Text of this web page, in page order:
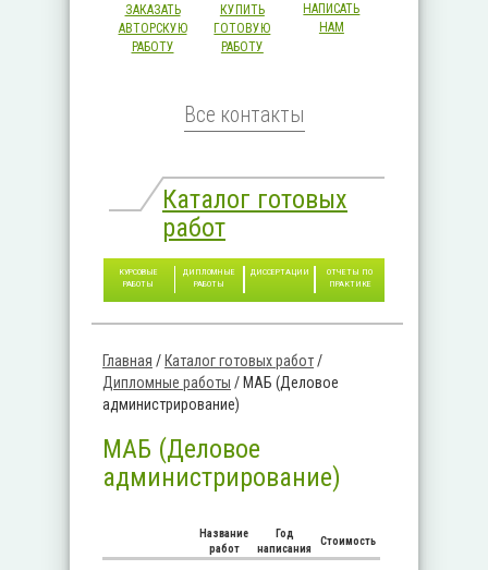
ЗАКАЗАТЬ
АВТОРСКУЮ
РАБОТУ
КУПИТЬ
ГОТОВУЮ
РАБОТУ
НАПИСАТЬ
НАМ
Все контакты
Каталог готовых
работ
КУРСОВЫЕ
РАБОТЫ
ДИПЛОМНЫЕ
РАБОТЫ
ДИССЕРТАЦИИ
ОТЧЕТЫ ПО
ПРАКТИКЕ
Вы здесь
Главная / Каталог готовых работ/
Дипломные работы / МАБ (Деловое
администрирование)
МАБ (Деловое
администрирование)
Название
работ
Год
написания
Стоимость